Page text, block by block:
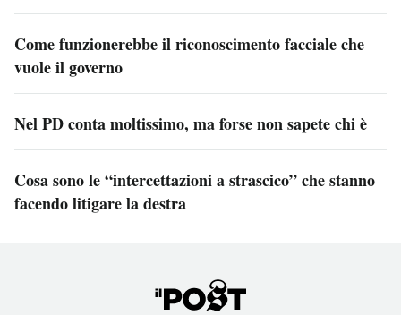
Come funzionerebbe il riconoscimento facciale che
vuole il governo
Nel PD conta moltissimo, ma forse non sapete chi è
Cosa sono le “intercettazioni a strascico” che stanno
facendo litigare la destra